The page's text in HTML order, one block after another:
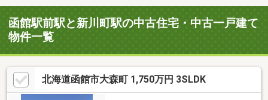
函館駅前駅と新川町駅の中古住宅・中古一戸建て
物件一覧
北海道函館市大森町 1,750万円 3SLDK